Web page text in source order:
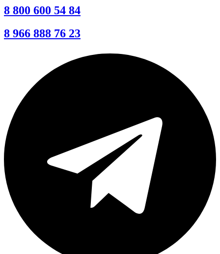
8 800 600 54 84
8 966 888 76 23